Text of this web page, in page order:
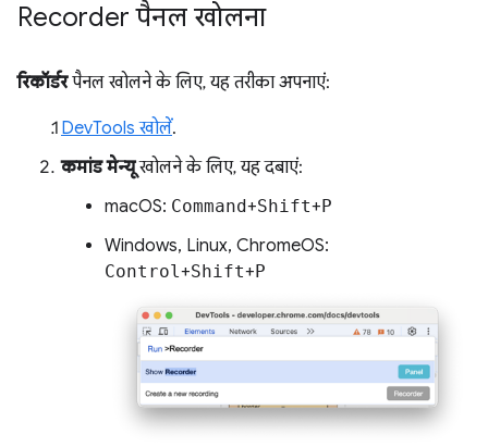
Recorder पैनल खोलना
रिकॉर्डरपैनल खोलने के लिए, यह तरीका अपनाएं:
DevTools खोलें.
कमांड मेन्यूखोलने के लिए, यह दबाएं:
macOS: Command+Shift+P
Windows, Linux, ChromeOS:
Control+Shift+P